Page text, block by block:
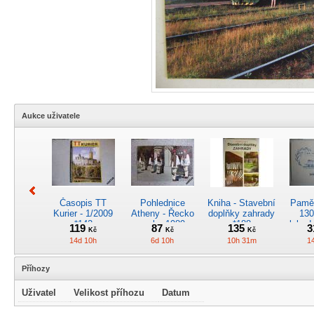
Aukce uživatele
Časopis TT
Kurier - 1/2009
*142
119Kč
14d 10h
Pohlednice
Atheny - Řecko
z roku 1989.
Nová nepoužitá
*5019
87 Kč
6d 10h
Kniha - Stavební
doplňky zahrady
*188
135 Kč
10h 31m
Příhozy
Uživatel Velikost příhozu Datum